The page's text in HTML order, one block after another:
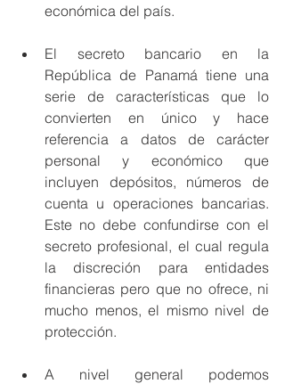
económica del país.
El secreto bancario en la
República de Panamá tiene una
serie de características que lo
convierten en único y hace
referencia a datos de carácter
personal y económico que
incluyen depósitos, números de
cuenta u operaciones bancarias.
Este no debe confundirse con el
secreto profesional, el cual regula
la discreción para entidades
financieras pero que no ofrece, ni
mucho menos, el mismo nivel de
protección.
A nivel general podemos